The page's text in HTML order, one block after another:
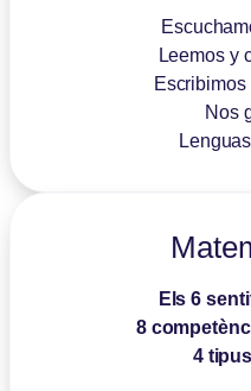
Leemos y
Nos
Els 6
8
4